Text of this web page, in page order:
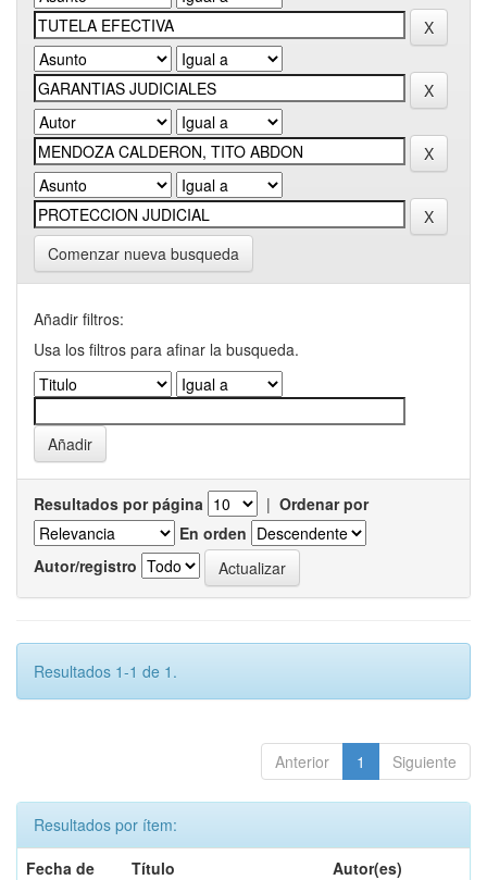
Comenzar nueva busqueda
Añadir filtros:
Usa los filtros para afinar la busqueda.
Resultados por página | Ordenar por
En orden
Autor/registro
Resultados 1-1 de 1.
Anterior 1 Siguiente
Resultados por ítem:
Fecha de
Título Autor(es)